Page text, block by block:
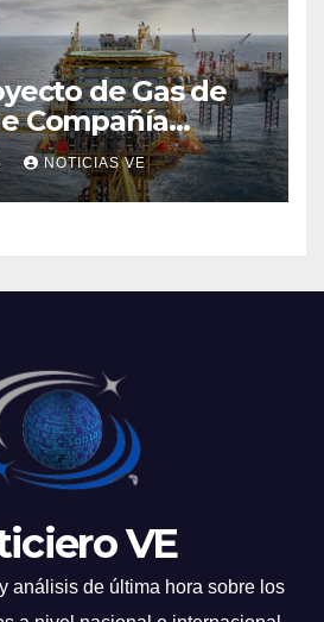
de Gas de
Compañía
Gas de Trinidad y
NOTICIAS VE
VE
análisis de última hora sobre los